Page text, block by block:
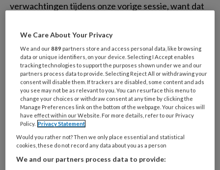
verwachtingen tijdens onze vorige sessie, want dat
‘Het gaat steeds
meer om de
individuele
verschillen’
Behandelingen kunnen nog effectiever als we meer
inzicht krijgen in de werkzame elementen van
psychotherapie, en als duidelijk wordt waarom
We Care About Your Privacy
We and our889 partners store and access personal data, like browsing
data or unique identifiers, on your device. Selecting I Accept enables
tracking technologies to support the purposes shown under we and our
partners process data to provide. Selecting Reject All or withdrawing your
consent will disable them. If trackers are disabled, some content and ads
you see may not be as relevant to you. You can resurface this menu to
change your choices or withdraw consent at any time by clicking the
Manage Preferences link on the bottom of the webpage. Your choices will
have effect within our Website. For more details, refer to our Privacy
Policy. Privacy Statement
Would you rather not? Then we only place essential and statistical
cookies, these do not record any data about you as a person
We and our partners process data to provide: